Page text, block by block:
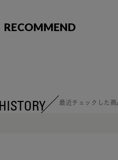
RECOMMEND
最近チェックした商